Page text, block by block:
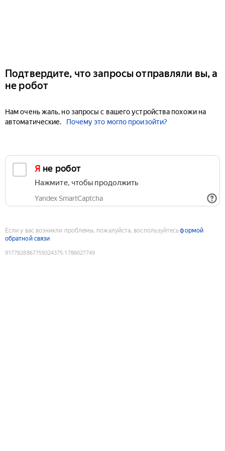
Подтвердите, что запросы отправляли вы, а
не робот
Нам очень жаль, но запросы с вашего устройства похожи на
автоматические.
Почему это могло произойти?
Я не робот
Нажмите, чтобы продолжить
Yandex SmartCaptcha
Если у вас возникли проблемы, пожалуйста, воспользуйтесьформой
обратной связи
9177828867759324375:1786027749